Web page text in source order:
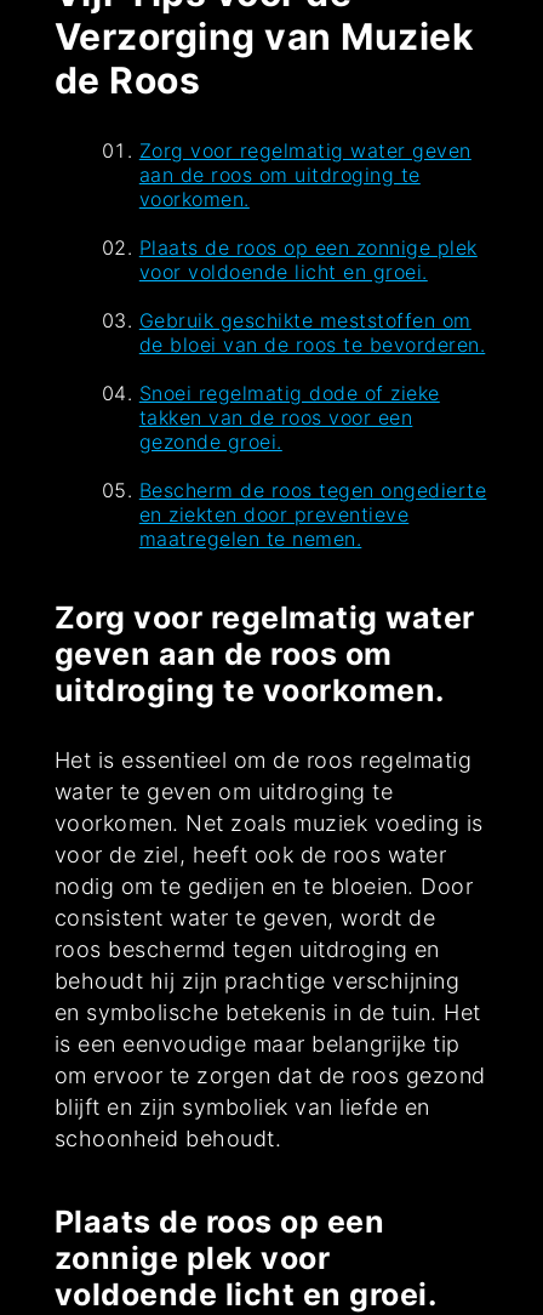
Verzorging van Muziek
de Roos
Zorg voor regelmatig water geven
aan de roos om uitdroging te
voorkomen.
Plaats de roos op een zonnige plek
voor voldoende licht en groei.
Gebruik geschikte meststoffen om
de bloei van de roos te bevorderen.
Snoei regelmatig dode of zieke
takken van de roos voor een
gezonde groei.
Bescherm de roos tegen ongedierte
en ziekten door preventieve
maatregelen te nemen.
Zorg voor regelmatig water
geven aan de roos om
uitdroging te voorkomen.
Het is essentieel om de roos regelmatig
water te geven om uitdroging te
voorkomen. Net zoals muziek voeding is
voor de ziel, heeft ook de roos water
nodig om te gedijen en te bloeien. Door
consistent water te geven, wordt de
roos beschermd tegen uitdroging en
behoudt hij zijn prachtige verschijning
en symbolische betekenis in de tuin. Het
is een eenvoudige maar belangrijke tip
om ervoor te zorgen dat de roos gezond
blijft en zijn symboliek van liefde en
schoonheid behoudt.
Plaats de roos op een
zonnige plek voor
voldoende licht en groei.